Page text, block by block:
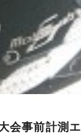
会事前計測エ